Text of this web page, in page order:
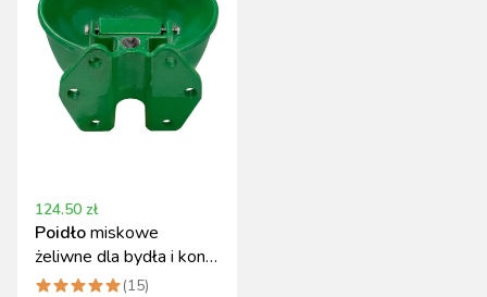
124.50 zł
Poidłomiskowe
żeliwne dla bydła i koni
2,5L oliwkowe
(15)